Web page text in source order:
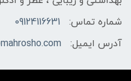
شماره تماس:
09124116631
آدرس ایمیل: